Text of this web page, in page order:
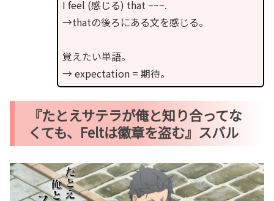
I feel (感じる) that ~~~.
→thatの後ろにある文を感じる。
覚えたい単語。
→ expectation = 期待。
『たとえサテラが俺と知り合ってな
くても、Feltは徽章を盗む』スバル